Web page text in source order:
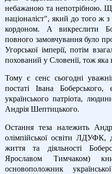
небажаною та непотрібною.
націоналіст", який до того ж
кордоном. А викреслити
повного замовчування було
Угорської імперії, потім
похований у Словенії, тож яка
Тому є сенс сьогодні
постаті Івана Боберського,
українського патріота,
Андрія Шептицького.
Остання теза належить
олімпійської освіти ЛДУФК,
життя та діяльності
Ярославом Тимчаком)
основоположник